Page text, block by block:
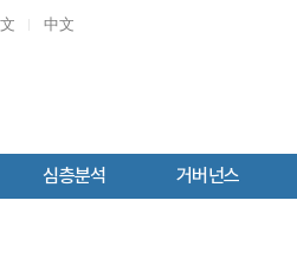
中文
심층분석 거버넌스